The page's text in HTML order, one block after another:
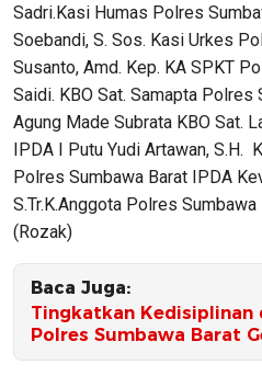
Sadri.Kasi Humas Polres
Soebandi, S. Sos. Kasi Urkes
Susanto, Amd. Kep. KA SPKT
Saidi. KBO Sat. Samapta Polres
Agung Made Subrata KBO Sat.
IPDA I Putu Yudi Artawan, S.H.
Polres Sumbawa Barat IPDA
S.Tr.K.Anggota Polres
(Rozak)
Baca Juga:
Tingkatkan Kedisiplinan
Polres Sumbawa Barat